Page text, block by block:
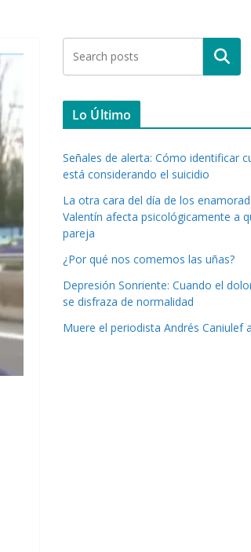
Buscar
Lo Último
Señales de alerta: Cómo identificar
está considerando el suicidio
La otra cara del día de los
Valentín afecta psicológicamente a
pareja
¿Por qué nos comemos las uñas?
Depresión Sonriente: Cuando el
se disfraza de normalidad
Muere el periodista Andrés Caniulef